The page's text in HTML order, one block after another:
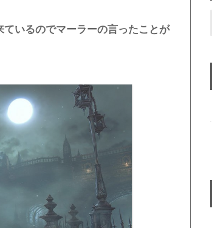
いるのでマーラーの言ったことが